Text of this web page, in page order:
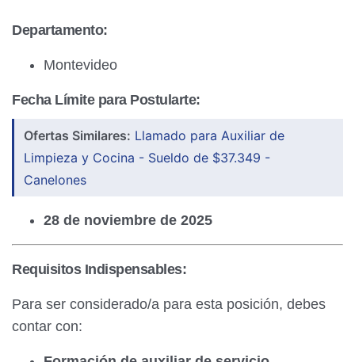
Departamento:
Montevideo
Fecha Límite para Postularte:
Ofertas Similares: Llamado para Auxiliar de
Limpieza y Cocina - Sueldo de $37.349 -
Canelones
28 de noviembre de 2025
Requisitos Indispensables:
Para ser considerado/a para esta posición, debes
contar con: